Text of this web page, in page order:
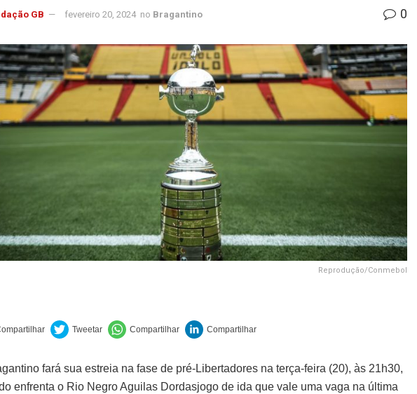
GB fevereiro 20, 2024 no Bragantino 0
Reprodução/Conmebol
fará sua estreia na fase de pré-Libertadores na terça-feira (20), às 21h30,
enfrenta o Rio Negro Aguilas Dordasjogo de ida que vale uma vaga na última